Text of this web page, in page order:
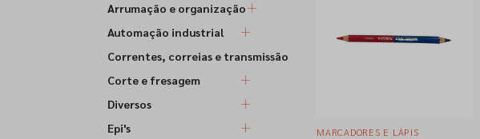
MARCADORES E LÁPIS
Arrumação e organização
Automação industrial
Correntes, correias e transmissão
Corte e fresagem
Diversos
Epi's